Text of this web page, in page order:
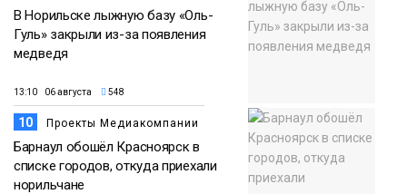
В Норильске лыжную базу «Оль-
Гуль» закрыли из-за появления
медведя
13:10 06 августа 548
10 Проекты Медиакомпании
Барнаул обошёл Красноярск в
списке городов, откуда приехали
норильчане